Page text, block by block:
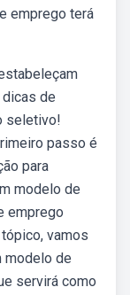
emprego terá
de
seletivo!
passo é
para
modelo de
emprego
vamos
modelo de
servirá como